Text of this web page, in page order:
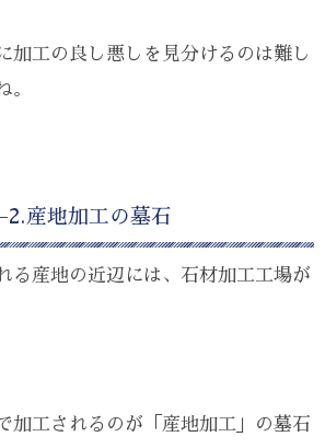
加工の良し悪しを見分けるのは難し
。
2.産地加工の墓石
る産地の近辺には、石材加工工場が
加工されるのが「産地加工」の墓石